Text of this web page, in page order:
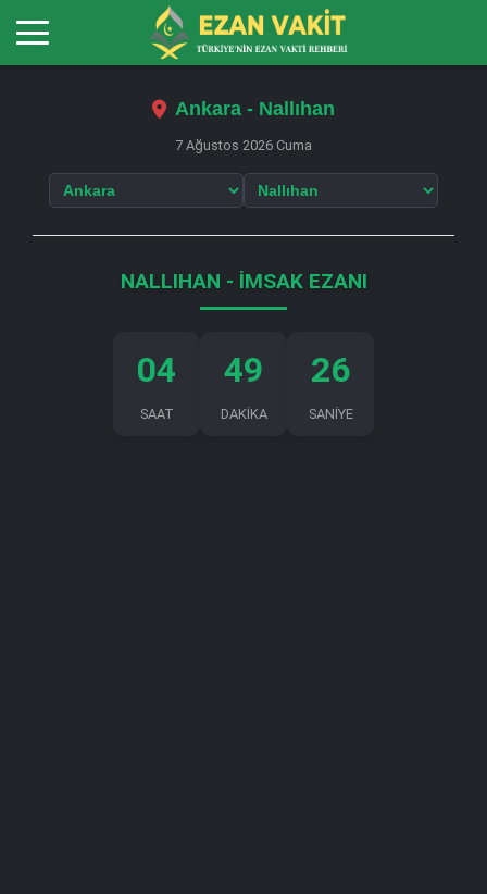
Ankara - Nallıhan
7 Ağustos 2026 Cuma
NALLIHAN - İMSAK EZANI
04
SAAT
49
DAKİKA
25
SANİYE